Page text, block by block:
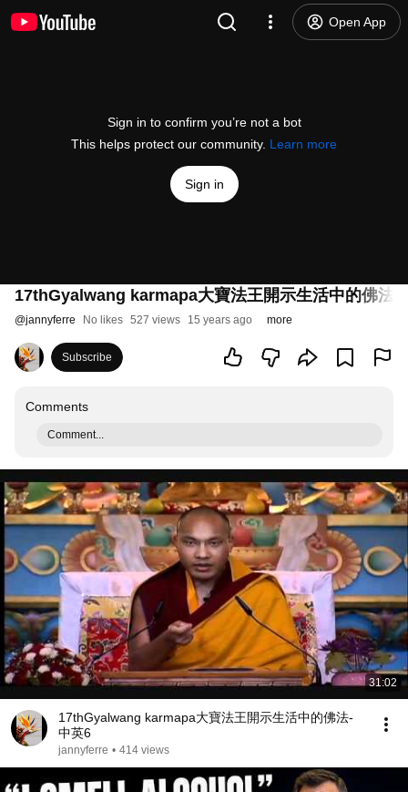
Open App
Sign in to confirm you’re not a bot
This helps protect our community. Learn more
Sign in
17thGyalwang karmapa大寶法王開示生活中的佛法
@jannyferre No likes 527 views 15 years ago more
Subscribe
Comments
Comment...
31:02
17thGyalwang karmapa大寶法王開示生活中的佛法-
中英6
jannyferre • 414 views